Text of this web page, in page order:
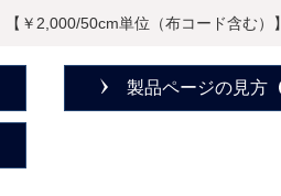
【￥2,000/50cm単位（布コード含む）】
製品ページの見方